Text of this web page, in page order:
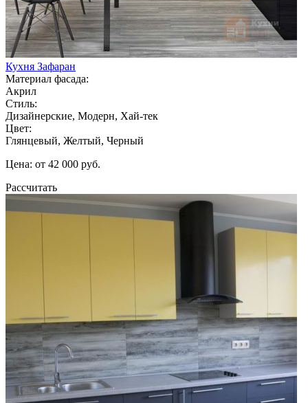
Кухня Зафаран
Материал фасада:
Акрил
Стиль:
Дизайнерские, Модерн, Хай-тек
Цвет:
Глянцевый, Желтый, Черный
Цена: от 42 000 руб.
Рассчитать